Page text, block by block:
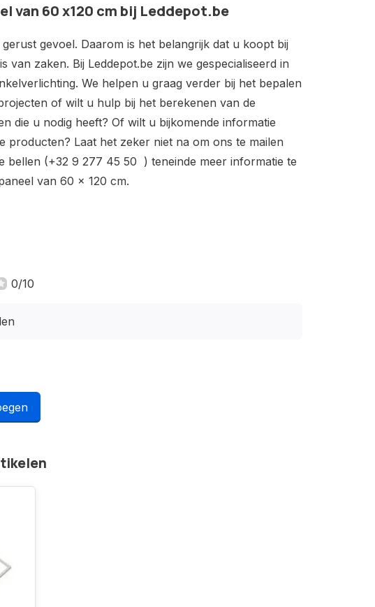
van 60 x120 cm bij Leddepot.be
gevoel. Daarom is het belangrijk dat u koopt bij
van zaken. Bij Leddepot.be zijn we gespecialiseerd in
We helpen u graag verder bij het bepalen
of wilt u hulp bij het berekenen van de
die u nodig heeft? Of wilt u bijkomende informatie
producten? Laat het zeker niet na om ons te mailen
bellen (+32 9 277 45 50 ) teneinde meer informatie te
van 60 x 120 cm.
0/10